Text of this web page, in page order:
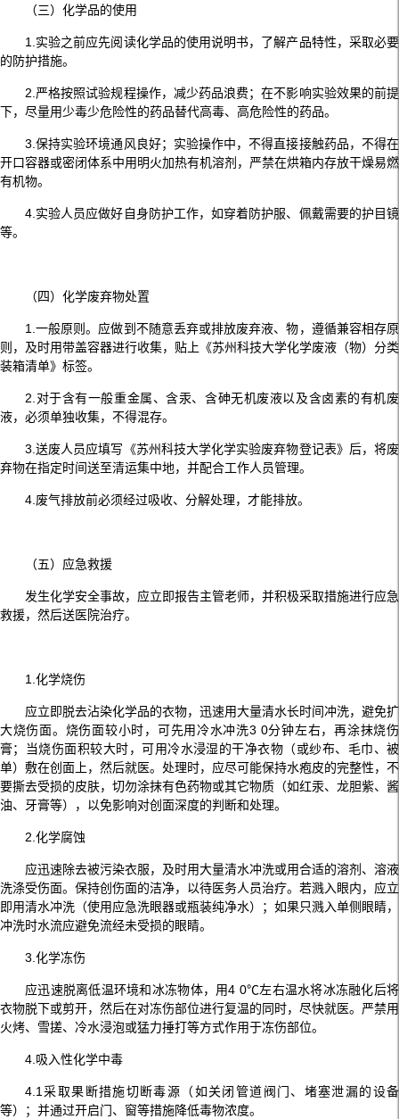
（三）化学品的使用
1.实验之前应先阅读化学品的使用说明书，了解产品特性，采取必要
的防护措施。
2.严格按照试验规程操作，减少药品浪费；在不影响实验效果的前提
下，尽量用少毒少危险性的药品替代高毒、高危险性的药品。
3.保持实验环境通风良好；实验操作中，不得直接接触药品，不得在
开口容器或密闭体系中用明火加热有机溶剂，严禁在烘箱内存放干燥易燃
有机物。
4.实验人员应做好自身防护工作，如穿着防护服、佩戴需要的护目镜
等。
（四）化学废弃物处置
1.一般原则。应做到不随意丢弃或排放废弃液、物，遵循兼容相存原
则，及时用带盖容器进行收集，贴上《苏州科技大学化学废液（物）分类
装箱清单》标签。
2.对于含有一般重金属、含汞、含砷无机废液以及含卤素的有机废
液，必须单独收集，不得混存。
3.送废人员应填写《苏州科技大学化学实验废弃物登记表》后，将废
弃物在指定时间送至清运集中地，并配合工作人员管理。
4.废气排放前必须经过吸收、分解处理，才能排放。
（五）应急救援
发生化学安全事故，应立即报告主管老师，并积极采取措施进行应急
救援，然后送医院治疗。
1.化学烧伤
应立即脱去沾染化学品的衣物，迅速用大量清水长时间冲洗，避免扩
大烧伤面。烧伤面较小时，可先用冷水冲洗3 0分钟左右，再涂抹烧伤
膏；当烧伤面积较大时，可用冷水浸湿的干净衣物（或纱布、毛巾、被
单）敷在创面上，然后就医。处理时，应尽可能保持水疱皮的完整性，不
要撕去受损的皮肤，切勿涂抹有色药物或其它物质（如红汞、龙胆紫、酱
油、牙膏等），以免影响对创面深度的判断和处理。
2.化学腐蚀
应迅速除去被污染衣服，及时用大量清水冲洗或用合适的溶剂、溶液
洗涤受伤面。保持创伤面的洁净，以待医务人员治疗。若溅入眼内，应立
即用清水冲洗（使用应急洗眼器或瓶装纯净水）；如果只溅入单侧眼睛，
冲洗时水流应避免流经未受损的眼睛。
3.化学冻伤
应迅速脱离低温环境和冰冻物体，用4 0℃左右温水将冰冻融化后将
衣物脱下或剪开，然后在对冻伤部位进行复温的同时，尽快就医。严禁用
火烤、雪搓、冷水浸泡或猛力捶打等方式作用于冻伤部位。
4.吸入性化学中毒
4.1采取果断措施切断毒源（如关闭管道阀门、堵塞泄漏的设备
等）；并通过开启门、窗等措施降低毒物浓度。